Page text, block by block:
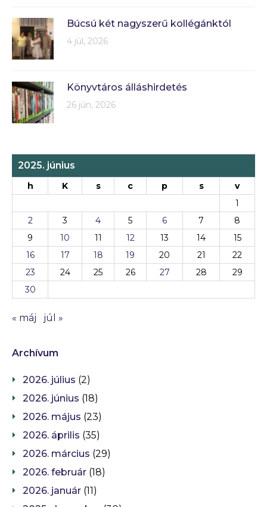
Búcsú két nagyszerű kollégánktól
4 júl, 2026
Könyvtáros álláshirdetés
26 jún, 2026
2025. június
h K s c p s
v
1
2
3 4 5 6 7
8
9
10 11 12 13 14
15
16
17 18 19 20 21
22
23
24 25 26 27 28
29
30
« máj júl »
Archívum
2026. július (2)
2026. június (18)
2026. május (23)
2026. április (35)
2026. március (29)
2026. február (18)
2026. január (11)